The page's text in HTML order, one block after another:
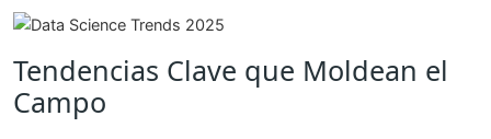
Tendencias Clave que Moldean el
Campo